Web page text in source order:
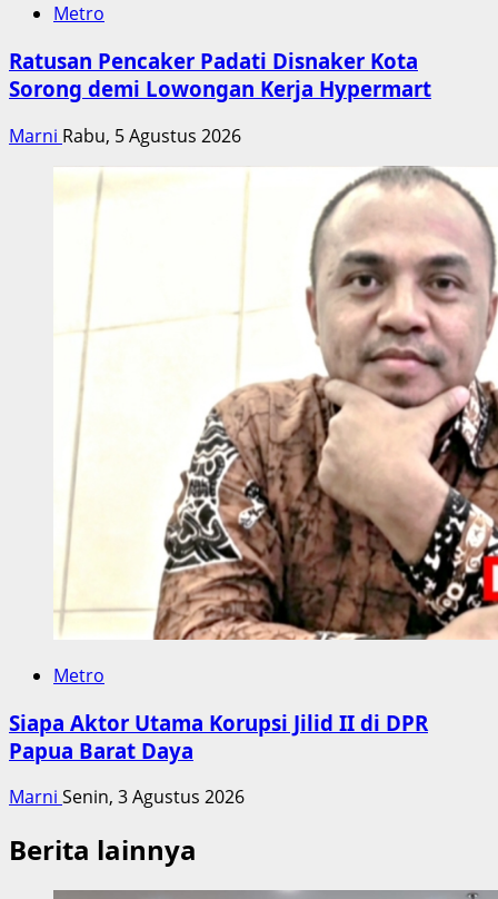
Metro
Ratusan Pencaker Padati Disnaker Kota
Sorong demi Lowongan Kerja Hypermart
Marni Rabu, 5 Agustus 2026
Metro
Siapa Aktor Utama Korupsi Jilid II di DPR
Papua Barat Daya
Marni Senin, 3 Agustus 2026
Berita lainnya